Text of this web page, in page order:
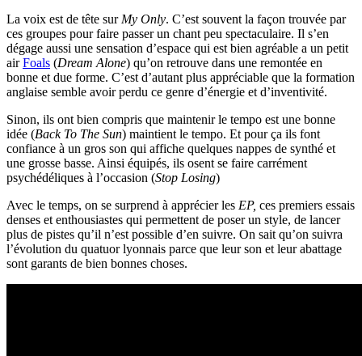
La voix est de tête sur My Only. C’est souvent la façon trouvée par
ces groupes pour faire passer un chant peu spectaculaire. Il s’en
dégage aussi une sensation d’espace qui est bien agréable a un petit
airFoals (Dream Alone) qu’on retrouve dans une remontée en
bonne et due forme. C’est d’autant plus appréciable que la formation
anglaise semble avoir perdu ce genre d’énergie et d’inventivité.
Sinon, ils ont bien compris que maintenir le tempo est une bonne
idée (Back To The Sun) maintient le tempo. Et pour ça ils font
confiance à un gros son qui affiche quelques nappes de synthé et
une grosse basse. Ainsi équipés, ils osent se faire carrément
psychédéliques à l’occasion (Stop Losing)
Avec le temps, on se surprend à apprécier les EP, ces premiers essais
denses et enthousiastes qui permettent de poser un style, de lancer
plus de pistes qu’il n’est possible d’en suivre. On sait qu’on suivra
l’évolution du quatuor lyonnais parce que leur son et leur abattage
sont garants de bien bonnes choses.